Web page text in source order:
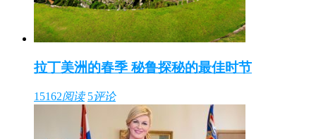
拉丁美洲的春季 秘鲁探秘的最佳时节
15162阅读 5评论